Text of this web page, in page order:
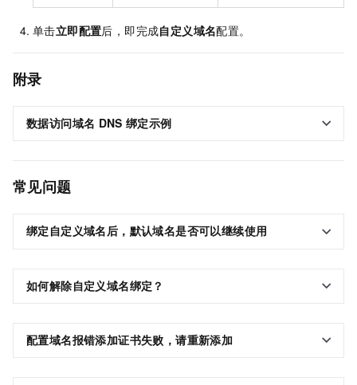
单击立即配置后，即完成自定义域名配置。
附录
数据访问域名 DNS 绑定示例
常见问题
绑定自定义域名后，默认域名是否可以继续使用
如何解除自定义域名绑定？
配置域名报错添加证书失败，请重新添加